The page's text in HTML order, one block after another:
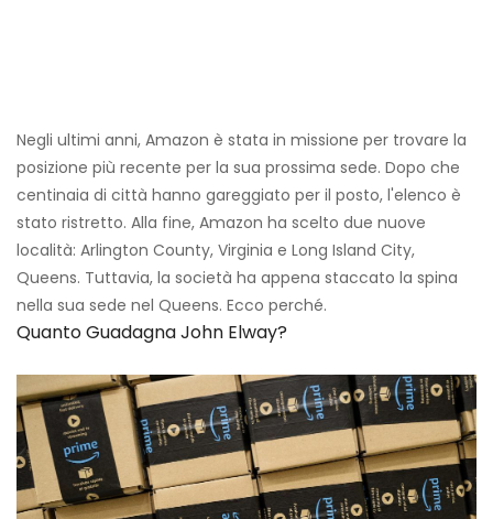
Negli ultimi anni, Amazon è stata in missione per trovare la
posizione più recente per la sua prossima sede. Dopo che
centinaia di città hanno gareggiato per il posto, l'elenco è
stato ristretto. Alla fine, Amazon ha scelto due nuove
località: Arlington County, Virginia e Long Island City,
Queens. Tuttavia, la società ha appena staccato la spina
nella sua sede nel Queens. Ecco perché.
Quanto Guadagna John Elway?